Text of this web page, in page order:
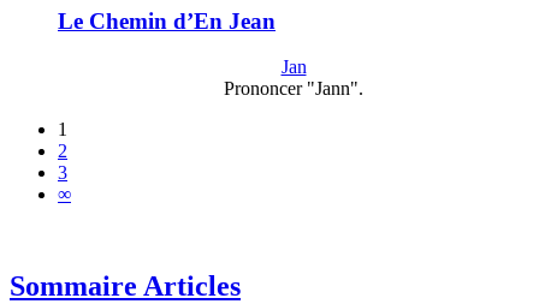
Le Chemin d’En Jean
Jan
Prononcer "Jann".
1
2
3
∞
Sommaire Articles